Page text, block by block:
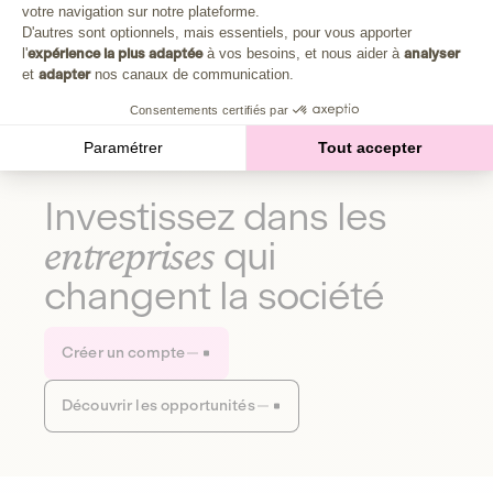
Plongez au cœur de la fabrique d'une autre économie,
celle qui fait du bien à la planète et aux humains.
Découvrir notre média
Investissez dans les
entreprises qui
changent la société
Créer un compte
Découvrir les opportunités
votre navigation sur notre plateforme.
D'autres sont optionnels, mais essentiels, pour vous apporter
l'expérience la plus adaptéeà vos besoins, et nous aider à analyser
et adapternos canaux de communication.
Consentements certifiés par
Paramétrer Tout accepter
Axeptio consent